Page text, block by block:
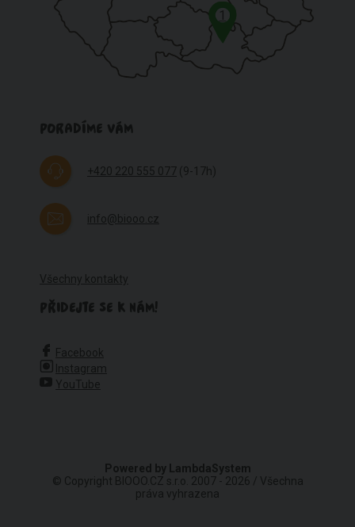
1
PORADÍME VÁM
+420 220 555 077 (9-17h)
info@biooo.cz
Všechny kontakty
PŘIDEJTE SE K NÁM!
Facebook
Instagram
YouTube
Powered by
LambdaSystem
© Copyright BIOOO.CZ s.r.o. 2007 - 2026 / Všechna
práva vyhrazena